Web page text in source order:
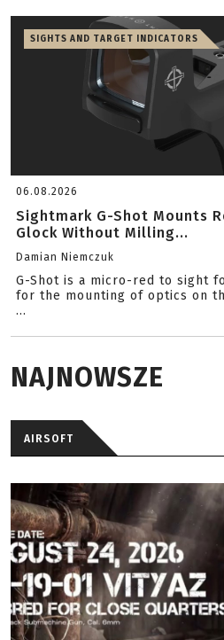
SIGHTS AND TARGET INDICATORS
06.08.2026
Sightmark G-Shot Mounts
Glock Without Milling...
Damian Niemczuk
G-Shot is a micro-red to sight
for the mounting of optics on
...
NAJNOWSZE
AIRSOFT